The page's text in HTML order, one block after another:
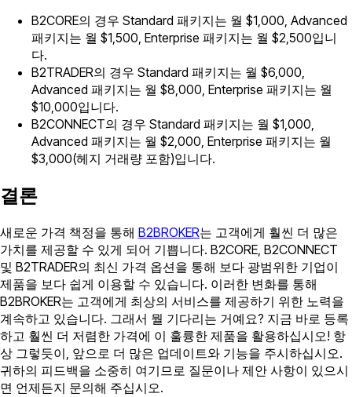
B2CORE의 경우 Standard 패키지는 월 $1,000, Advanced
패키지는 월 $1,500, Enterprise 패키지는 월 $2,500입니
다.
B2TRADER의 경우 Standard 패키지는 월 $6,000,
Advanced 패키지는 월 $8,000, Enterprise 패키지는 월
$10,000입니다.
B2CONNECT의 경우 Standard 패키지는 월 $1,000,
Advanced 패키지는 월 $2,000, Enterprise 패키지는 월
$3,000(헤지 거래량 포함)입니다.
결론
새로운 가격 책정을 통해 B2BROKER는 고객에게 훨씬 더 많은
가치를 제공할 수 있게 되어 기쁩니다. B2CORE, B2CONNECT
및 B2TRADER의 최신 가격 옵션을 통해 보다 광범위한 기업이
제품을 보다 쉽게 이용할 수 있습니다. 이러한 변화를 통해
B2BROKER는 고객에게 최상의 서비스를 제공하기 위한 노력을
계속하고 있습니다. 그래서 뭘 기다리는 거예요? 지금 바로 등록
하고 훨씬 더 저렴한 가격에 이 훌륭한 제품을 활용하십시오! 항
상 그렇듯이, 앞으로 더 많은 업데이트와 기능을 주시하십시오.
귀하의 피드백을 소중히 여기므로 질문이나 제안 사항이 있으시
면 언제든지 문의해 주십시오.